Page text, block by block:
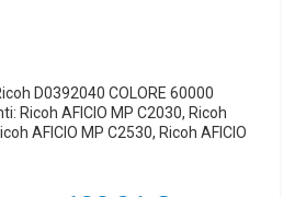
D0392040 COLORE 60000
Ricoh AFICIO MP C2030, Ricoh
AFICIO MP C2530, Ricoh AFICIO